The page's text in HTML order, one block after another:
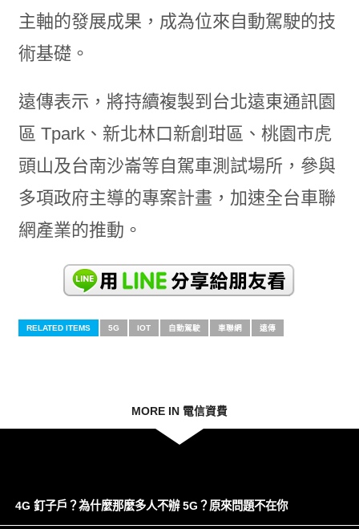
主軸的發展成果，成為位來自動駕駛的技
術基礎。
遠傳表示，將持續複製到台北遠東通訊園
區 Tpark、新北林口新創玵區、桃園市虎
頭山及台南沙崙等自駕車測試場所，參與
多項政府主導的專案計畫，加速全台車聯
網產業的推動。
RELATED ITEMS 5G IOT 自動駕駛 車聯網 遠傳
MORE IN 電信資費
4G 釘子戶？為什麼那麼多人不辦 5G？原來問題不在你